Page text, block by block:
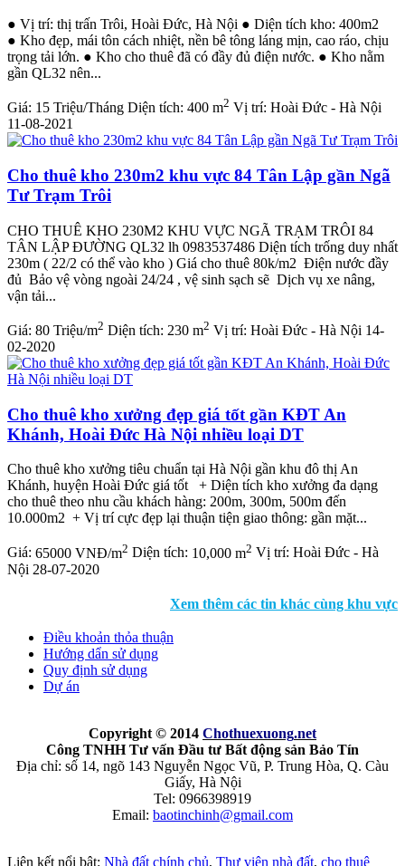
● Vị trí: thị trấn Trôi, Hoài Đức, Hà Nội ● Diện tích kho: 400m2
● Kho đẹp, mái tôn cách nhiệt, nền bê tông láng mịn, cao ráo, chịu
trọng tải lớn. ● Kho cho thuê đã có đầy đủ điện nước. ● Kho nằm
gần QL32 nên...
Giá: 15 Triệu/Tháng Diện tích: 400 m2 Vị trí: Hoài Đức - Hà Nội
11-08-2021
Cho thuê kho 230m2 khu vực 84 Tân Lập gần Ngã
Tư Trạm Trôi
CHO THUÊ KHO 230M2 KHU VỰC NGÃ TRẠM TRÔI 84
TÂN LẬP ĐƯỜNG QL32 lh 0983537486 Diện tích trống duy nhất
230m ( 22/2 có thể vào kho ) Giá cho thuê 80k/m2 Điện nước đầy
đủ Bảo vệ vòng ngoài 24/24 , vệ sinh sạch sẽ Dịch vụ xe nâng,
vận tải...
Giá: 80 Triệu/m2 Diện tích: 230 m2 Vị trí: Hoài Đức - Hà Nội 14-
02-2020
Cho thuê kho xưởng đẹp giá tốt gần KĐT An
Khánh, Hoài Đức Hà Nội nhiều loại DT
Cho thuê kho xưởng tiêu chuẩn tại Hà Nội gần khu đô thị An
Khánh, huyện Hoài Đức giá tốt + Diện tích kho xưởng đa dạng
cho thuê theo nhu cầu khách hàng: 200m, 300m, 500m đến
10.000m2 + Vị trí cực đẹp lại thuận tiện giao thông: gần mặt...
Giá: 65000 VNĐ/m2 Diện tích: 10,000 m2 Vị trí: Hoài Đức - Hà
Nội 28-07-2020
Xem thêm các tin khác cùng khu vực
Điều khoản thỏa thuận
Hướng dẩn sử dụng
Quy định sử dụng
Dự án
Copyright © 2014 Chothuexuong.net
Công TNHH Tư vấn Đầu tư Bất động sản Bảo Tín
Địa chỉ: số 14, ngõ 143 Nguyễn Ngọc Vũ, P. Trung Hòa, Q. Càu
Giấy, Hà Nội
Tel: 0966398919
Email: baotinchinh@gmail.com
Liên kết nổi bật: Nhà đất chính chủ, Thư viện nhà đất, cho thuê